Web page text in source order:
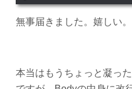
無事届きました。嬉しい。
本当はもうちょっと凝っ